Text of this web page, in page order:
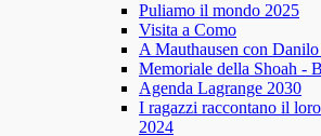
Puliamo il mondo 2025
Visita a Como
A Mauthausen con Danilo
Memoriale della Shoah -
Agenda Lagrange 2030
I ragazzi raccontano il
2024